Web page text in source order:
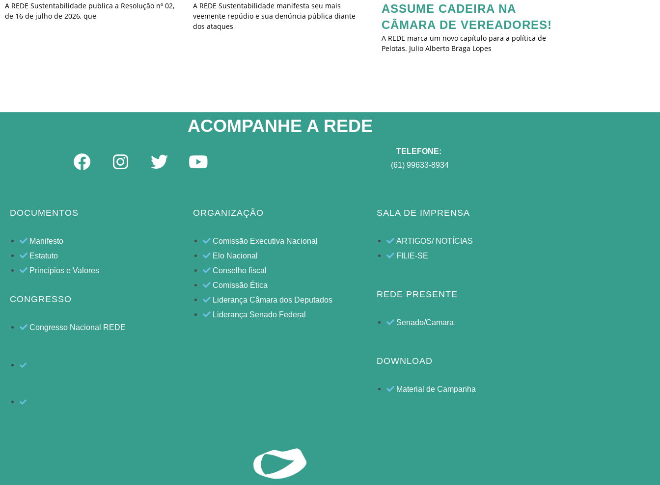
A REDE Sustentabilidade publica a Resolução nº 02,
de 16 de julho de 2026, que
A REDE Sustentabilidade manifesta seu mais
veemente repúdio e sua denúncia pública diante
dos ataques
ASSUME CADEIRA NA
CÂMARA DE VEREADORES!
A REDE marca um novo capítulo para a política de
Pelotas. Julio Alberto Braga Lopes
ACOMPANHE A REDE​
TELEFONE:
(61) 99633-8934
DOCUMENTOS
Manifesto
Estatuto
Princípios e Valores
CONGRESSO
Congresso Nacional REDE
ORGANIZAÇÃO
Comissão Executiva Nacional
Elo Nacional
Conselho fiscal
Comissão Ética
Liderança Câmara dos Deputados
Liderança Senado Federal
SALA DE IMPRENSA
ARTIGOS/ NOTÍCIAS
FILIE-SE
REDE PRESENTE
Senado/Camara
DOWNLOAD
Material de Campanha